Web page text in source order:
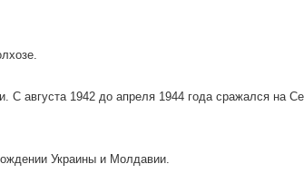
августа 1942 до апреля 1944 года сражался на
Украины и Молдавии.